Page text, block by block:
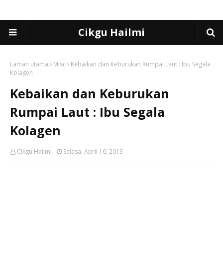
Cikgu Hailmi
Laman utama Misc
Kebaikan dan Keburukan Rumpai Laut : Ibu Segala
Kolagen
Kebaikan dan Keburukan
Rumpai Laut : Ibu Segala
Kolagen
Cikgu Hailmi Selasa, April 16, 2013